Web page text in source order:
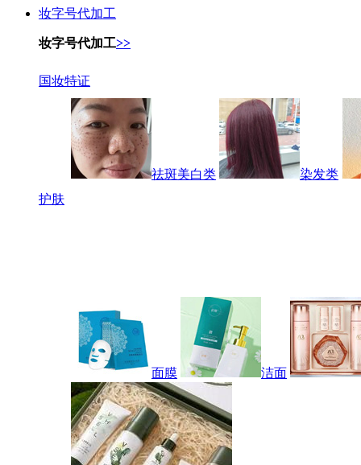
妆字号代加工
妆字号代加工>>
国妆特证
祛斑美白类
染发类
护肤
面膜 洁面